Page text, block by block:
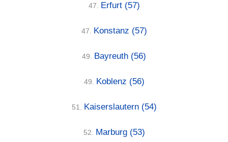
47. Erfurt (57)
47. Konstanz (57)
49. Bayreuth (56)
49. Koblenz (56)
51. Kaiserslautern (54)
52. Marburg (53)